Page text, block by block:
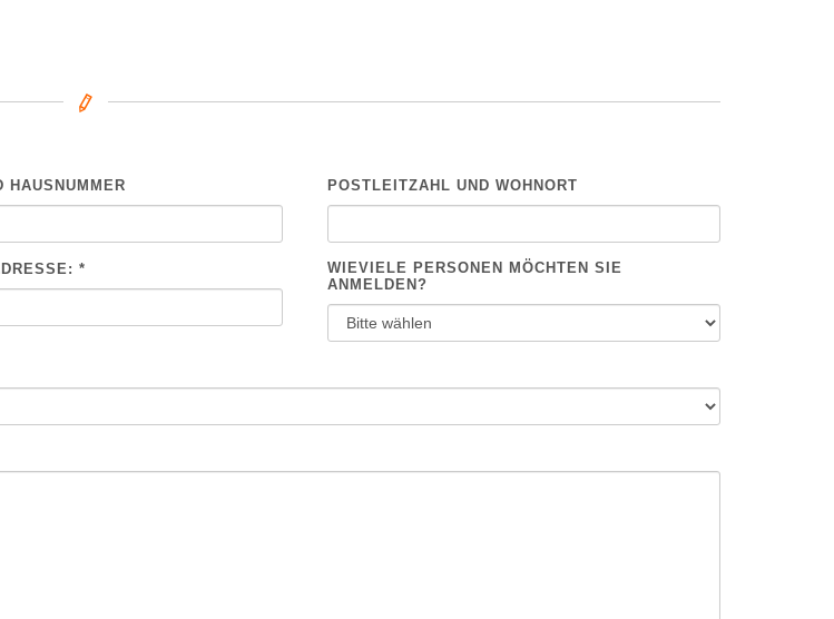
HAUSNUMMER POSTLEITZAHL UND WOHNORT
*
WIEVIELE PERSONEN MÖCHTEN SIE
ANMELDEN?